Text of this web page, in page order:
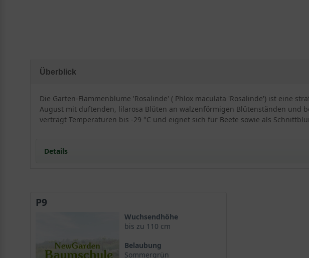
Überblick
Die Garten-Flammenblume 'Rosalinde' ( Phlox maculata 'Rosalinde') ist eine
August mit duftenden, lilarosa Blüten an walzenförmigen Blütenständen und
verträgt Temperaturen bis -29 °C und eignet sich für Beete sowie als
Details
Ein straffer Horst für den Garten
Der ideale Standort für eine Sonnenanbeterin
Blüte und Blattwerk: Ein Fest für die Sinne
P9
Wuchsendhöhe
bis zu 110 cm
Belaubung
Sommergrün